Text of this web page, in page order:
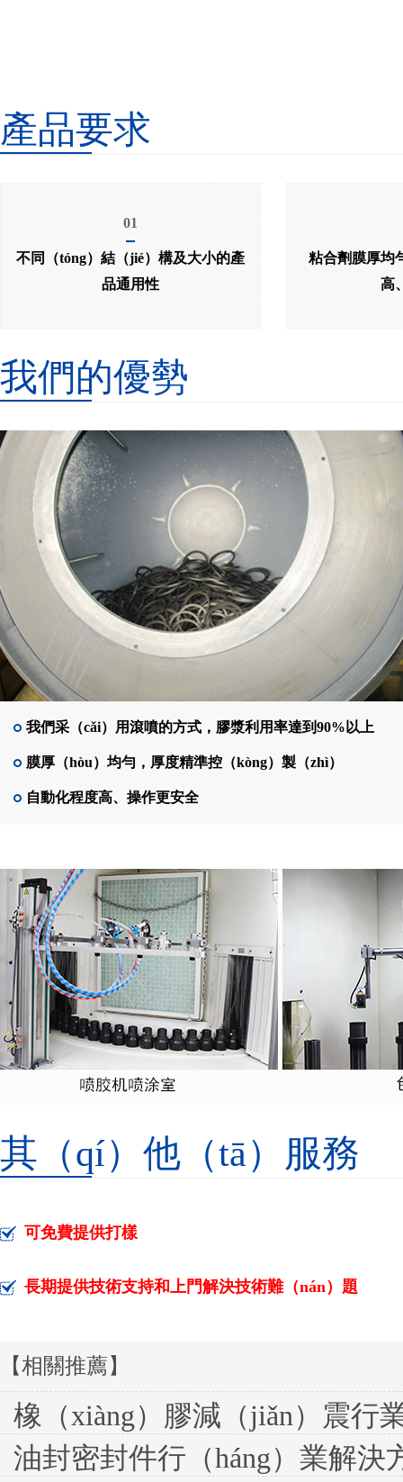
產品要求
01
不同（tóng）結（jié）構及大小的產
品通用性
粘合劑膜厚均
高
我們的優勢
我們采（cǎi）用滾噴的方式，膠漿利用率達到90%以上
膜厚（hòu）均勻，厚度精準控（kòng）製（zhì）
自動化程度高、操作更安全
其（qí）他（tā）服務
可免費提供打樣
長期提供技術支持和上門解決技術難（nán）題
【相關推薦】
橡（xiàng）膠減（jiǎn）震行
油封密封件行（háng）業解決